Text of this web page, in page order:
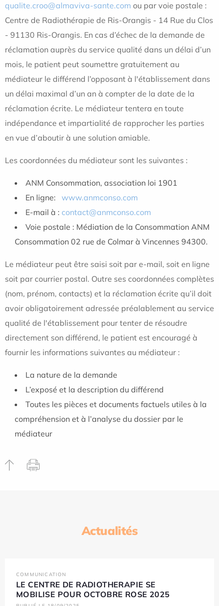
qualite.croo@almaviva-sante.com ou par voie postale :
Centre de Radiothérapie de Ris-Orangis - 14 Rue du Clos
- 91130 Ris-Orangis. En cas d’échec de la demande de
réclamation auprès du service qualité dans un délai d’un
mois, le patient peut soumettre gratuitement au
médiateur le différend l’opposant à l'établissement dans
un délai maximal d’un an à compter de la date de la
réclamation écrite. Le médiateur tentera en toute
indépendance et impartialité de rapprocher les parties
en vue d’aboutir à une solution amiable.
Les coordonnées du médiateur sont les suivantes :
ANM Consommation, association loi 1901
En ligne: www.anmconso.com
E-mail à : contact@anmconso.com
Voie postale : Médiation de la Consommation ANM
Consommation 02 rue de Colmar à Vincennes 94300.
Le médiateur peut être saisi soit par e-mail, soit en ligne
soit par courrier postal. Outre ses coordonnées complètes
(nom, prénom, contacts) et la réclamation écrite qu’il doit
avoir obligatoirement adressée préalablement au service
qualité de l'établissement pour tenter de résoudre
directement son différend, le patient est encouragé à
fournir les informations suivantes au médiateur :
La nature de la demande
L’exposé et la description du différend
Toutes les pièces et documents factuels utiles à la
compréhension et à l’analyse du dossier par le
médiateur
Actualités
COMMUNICATION
LE CENTRE DE RADIOTHERAPIE SE
MOBILISE POUR OCTOBRE ROSE 2025